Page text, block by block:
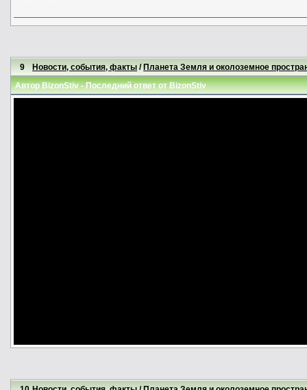
9 Новости, события, факты /Планета Земля и околоземное
АвторBizonStiv- Последний ответ отBizonStiv